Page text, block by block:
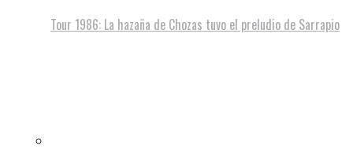
Tour 1986: La hazaña de Chozas tuvo el preludio de Sarrapio